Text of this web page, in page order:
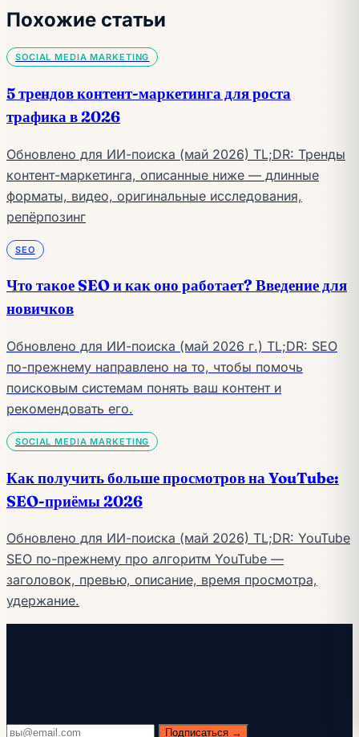
Похожие статьи
SOCIAL MEDIA MARKETING
5 трендов контент-маркетинга для роста
трафика в 2026
Обновлено для ИИ-поиска (май 2026) TL;DR: Тренды
контент-маркетинга, описанные ниже — длинные
форматы, видео, оригинальные исследования,
репёрпозинг
SEO
Что такое SEO и как оно работает? Введение для
новичков
Обновлено для ИИ-поиска (май 2026 г.) TL;DR: SEO
по-прежнему направлено на то, чтобы помочь
поисковым системам понять ваш контент и
рекомендовать его.
SOCIAL MEDIA MARKETING
Как получить больше просмотров на YouTube:
SEO-приёмы 2026
Обновлено для ИИ-поиска (май 2026) TL;DR: YouTube
SEO по-прежнему про алгоритм YouTube —
заголовок, превью, описание, время просмотра,
удержание.
Подписаться →